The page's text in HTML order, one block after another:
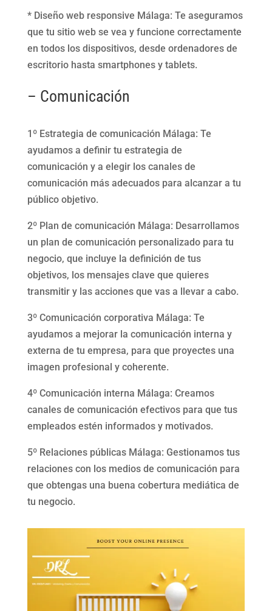
* Diseño web responsive Málaga: Te aseguramos
que tu sitio web se vea y funcione correctamente
en todos los dispositivos, desde ordenadores de
escritorio hasta smartphones y tablets.
– Comunicación
1º Estrategia de comunicación Málaga: Te
ayudamos a definir tu estrategia de
comunicación y a elegir los canales de
comunicación más adecuados para alcanzar a tu
público objetivo.
2º Plan de comunicación Málaga: Desarrollamos
un plan de comunicación personalizado para tu
negocio, que incluye la definición de tus
objetivos, los mensajes clave que quieres
transmitir y las acciones que vas a llevar a cabo.
3º Comunicación corporativa Málaga: Te
ayudamos a mejorar la comunicación interna y
externa de tu empresa, para que proyectes una
imagen profesional y coherente.
4º Comunicación interna Málaga: Creamos
canales de comunicación efectivos para que tus
empleados estén informados y motivados.
5º Relaciones públicas Málaga: Gestionamos tus
relaciones con los medios de comunicación para
que obtengas una buena cobertura mediática de
tu negocio.